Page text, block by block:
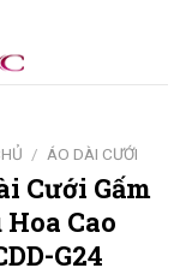
/ ÁO DÀI CƯỚI
Cưới Gấm
Cao
G24